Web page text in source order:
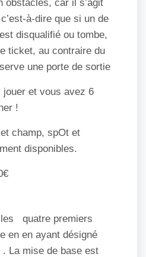
obstacles, car il s’agit
à-dire que si un de
disqualifié ou tombe,
ticket, au contraire du
une porte de sortie
jouer et vous avez 6
!
champ, spOt et
disponibles.
quatre premiers
en en ayant désigné
La mise de base est